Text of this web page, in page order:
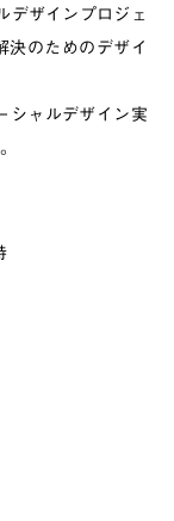
デザインプロジェ
決のためのデザイ
シャルデザイン実